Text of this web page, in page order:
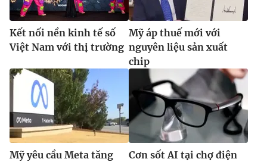
Kết nối nền kinh tế số
Việt Nam với thị trường
Mỹ áp thuế mới với
nguyên liệu sản xuất
chip
Mỹ yêu cầu Meta tăng
Cơn sốt AI tại chợ điện